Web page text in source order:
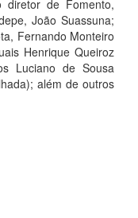
diretor de Fomento,
João Suassuna;
Fernando Monteiro
Henrique Queiroz
Luciano de Sousa
além de outros